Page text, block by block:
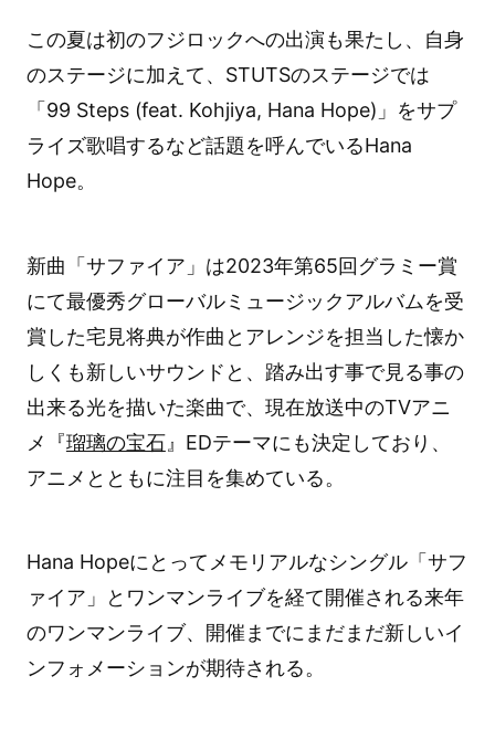
この夏は初のフジロックへの出演も果たし、自身
のステージに加えて、STUTSのステージでは
「99 Steps (feat. Kohjiya, Hana Hope)」をサプ
ライズ歌唱するなど話題を呼んでいるHana
Hope。
新曲「サファイア」は2023年第65回グラミー賞
にて最優秀グローバルミュージックアルバムを受
賞した宅見将典が作曲とアレンジを担当した懐か
しくも新しいサウンドと、踏み出す事で見る事の
出来る光を描いた楽曲で、現在放送中のTVアニ
メ『瑠璃の宝石』EDテーマにも決定しており、
アニメとともに注目を集めている。
Hana Hopeにとってメモリアルなシングル「サフ
ァイア」とワンマンライブを経て開催される来年
のワンマンライブ、開催までにまだまだ新しいイ
ンフォメーションが期待される。